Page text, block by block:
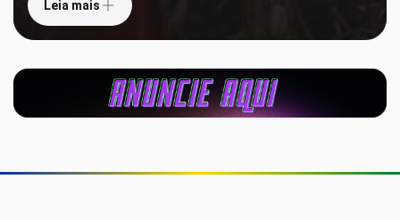
Leia mais